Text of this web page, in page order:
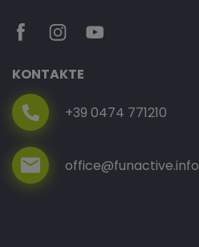
KONTAKTE
+39 0474 771210
office@funactive.info